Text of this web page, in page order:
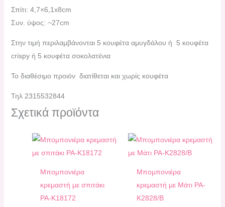
Σπίτι: 4,7×6,1x8cm
Συν. ύψος: ~27cm
Στην τιμή περιλαμβάνονται 5 κουφέτα αμυγδάλου ή 5 κουφέτα
crispy ή 5 κουφέτα σοκολατένια
Το διαθέσιμο προιόν διατίθεται και χωρίς κουφέτα
Τηλ 2315532844
Σχετικά προϊόντα
Mπομπονιέρα
κρεμαστή με σπιτάκι
PA-Κ18172
Μπομπονιέρα
κρεμαστή με Μάτι PA-
Κ2828/Β